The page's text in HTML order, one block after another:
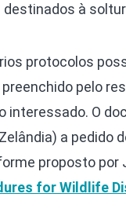
destinados à
protocolos
pelo
interessado. O
a pedido
proposto por
for Wildlife